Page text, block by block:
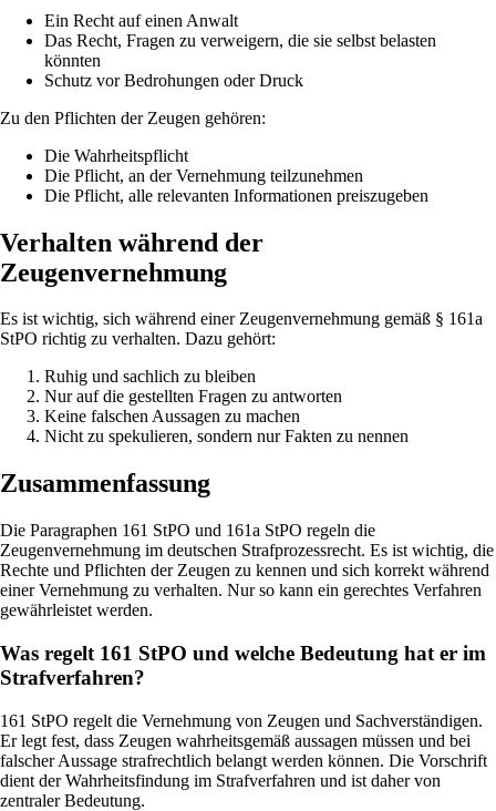
Ein Recht auf einen Anwalt
Das Recht, Fragen zu verweigern, die sie selbst belasten
könnten
Schutz vor Bedrohungen oder Druck
Zu den Pflichten der Zeugen gehören:
Die Wahrheitspflicht
Die Pflicht, an der Vernehmung teilzunehmen
Die Pflicht, alle relevanten Informationen preiszugeben
Verhalten während der
Zeugenvernehmung
Es ist wichtig, sich während einer Zeugenvernehmung gemäß § 161a
StPO richtig zu verhalten. Dazu gehört:
Ruhig und sachlich zu bleiben
Nur auf die gestellten Fragen zu antworten
Keine falschen Aussagen zu machen
Nicht zu spekulieren, sondern nur Fakten zu nennen
Zusammenfassung
Die Paragraphen 161 StPO und 161a StPO regeln die
Zeugenvernehmung im deutschen Strafprozessrecht. Es ist wichtig, die
Rechte und Pflichten der Zeugen zu kennen und sich korrekt während
einer Vernehmung zu verhalten. Nur so kann ein gerechtes Verfahren
gewährleistet werden.
Was regelt 161 StPO und welche Bedeutung hat er im
Strafverfahren?
161 StPO regelt die Vernehmung von Zeugen und Sachverständigen.
Er legt fest, dass Zeugen wahrheitsgemäß aussagen müssen und bei
falscher Aussage strafrechtlich belangt werden können. Die Vorschrift
dient der Wahrheitsfindung im Strafverfahren und ist daher von
zentraler Bedeutung.